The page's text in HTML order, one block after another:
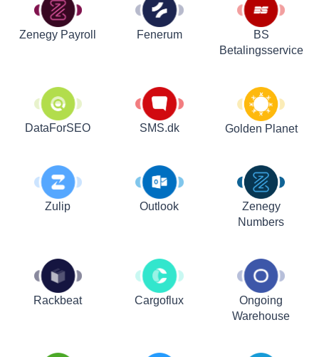
Zenegy Payroll Fenerum
BS
Betalingsservice
DataForSEO SMS.dk Golden Planet
Zulip Outlook
Zenegy
Numbers
Rackbeat Cargoflux
Ongoing
Warehouse